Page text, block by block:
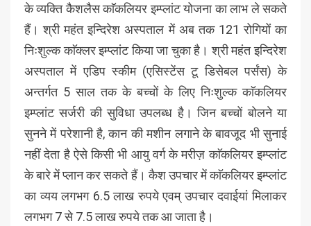
के व्यक्ति कैशलैस काॅकलियर इम्प्लांट योजना का लाभ ले सकते
हैं। श्री महंत इन्दिरेश अस्पताल में अब तक 121 रोगियों का
निःशुल्क काॅक्लर इम्प्लांट किया जा चुका है। श्री महंत इन्दिरेश
अस्पताल में एडिप स्कीम (एसिस्टेंस टू डिसेबल पर्संस) के
अन्तर्गत 5 साल तक के बच्चों के लिए निःशुल्क काॅकलियर
इम्प्लांट सर्जरी की सुविधा उपलब्ध है। जिन बच्चों बोलने या
सुनने में परेशानी है, कान की मशीन लगाने के बावजूद भी सुनाई
नहीं देता है ऐसे किसी भी आयु वर्ग के मरीज़ काॅकलियर इम्प्लांट
के बारे में प्लान कर सकते हैं। कैश उपचार में काॅकलियर इम्प्लांट
का व्यय लगभग 6.5 लाख रुपये एवम् उपचार दवाईयां मिलाकर
लगभग 7 से 7.5 लाख रुपये तक आ जाता है।